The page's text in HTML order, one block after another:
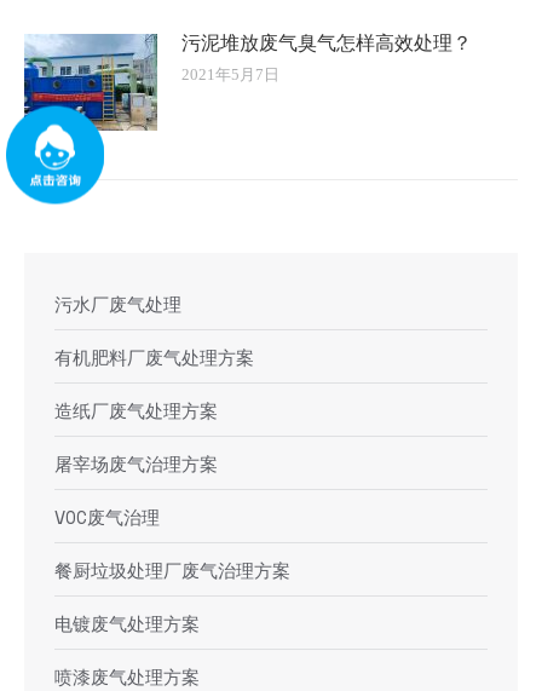
污泥堆放废气臭气怎样高效处理？
2021年5月7日
污水厂废气处理
有机肥料厂废气处理方案
造纸厂废气处理方案
屠宰场废气治理方案
VOC废气治理
餐厨垃圾处理厂废气治理方案
电镀废气处理方案
喷漆废气处理方案